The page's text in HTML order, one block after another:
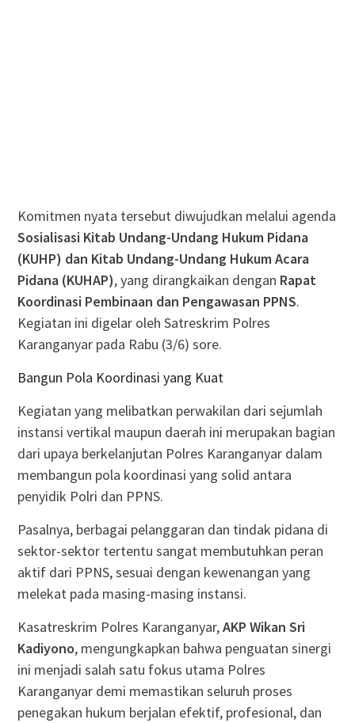
Komitmen nyata tersebut diwujudkan melalui agenda
Sosialisasi Kitab Undang-Undang Hukum Pidana
(KUHP) dan Kitab Undang-Undang Hukum Acara
Pidana (KUHAP), yang dirangkaikan dengan Rapat
Koordinasi Pembinaan dan Pengawasan PPNS.
Kegiatan ini digelar oleh Satreskrim Polres
Karanganyar pada Rabu (3/6) sore.
Bangun Pola Koordinasi yang Kuat
Kegiatan yang melibatkan perwakilan dari sejumlah
instansi vertikal maupun daerah ini merupakan bagian
dari upaya berkelanjutan Polres Karanganyar dalam
membangun pola koordinasi yang solid antara
penyidik Polri dan PPNS.
Pasalnya, berbagai pelanggaran dan tindak pidana di
sektor-sektor tertentu sangat membutuhkan peran
aktif dari PPNS, sesuai dengan kewenangan yang
melekat pada masing-masing instansi.
Kasatreskrim Polres Karanganyar,AKP Wikan Sri
Kadiyono, mengungkapkan bahwa penguatan sinergi
ini menjadi salah satu fokus utama Polres
Karanganyar demi memastikan seluruh proses
penegakan hukum berjalan efektif, profesional, dan